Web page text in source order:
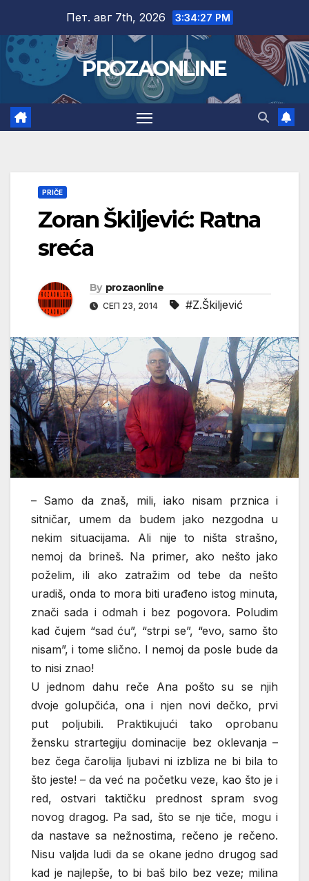
content
Пет. авг 7th, 2026 3:34:28 PM
PROZAONLINE
PRIČE
Zoran Škiljević: Ratna
sreća
By prozaonline
СЕП 23, 2014 #Z.Škiljević
– Samo da znaš, mili, iako nisam prznica i
sitničar, umem da budem jako nezgodna u
nekim situacijama. Ali nije to ništa strašno,
nemoj da brineš. Na primer, ako nešto jako
poželim, ili ako zatražim od tebe da nešto
uradiš, onda to mora biti urađeno istog minuta,
znači sada i odmah i bez pogovora. Poludim
kad čujem “sad ću”, “strpi se”, “evo, samo što
nisam”, i tome slično. I nemoj da posle bude da
to nisi znao!
U jednom dahu reče Ana pošto su se njih
dvoje golupčića, ona i njen novi dečko, prvi
put poljubili. Praktikujući tako oprobanu
žensku strartegiju dominacije bez oklevanja –
bez čega čarolija ljubavi ni izbliza ne bi bila to
što jeste! – da već na početku veze, kao što je i
red, ostvari taktičku prednost spram svog
novog dragog. Pa sad, što se nje tiče, mogu i
da nastave sa nežnostima, rečeno je rečeno.
Nisu valjda ludi da se okane jedno drugog sad
kad je najlepše, to bi baš bilo bez veze; milina